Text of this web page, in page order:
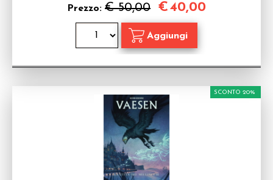
Prezzo: € 50,00 €40,00
SCONTO 20%